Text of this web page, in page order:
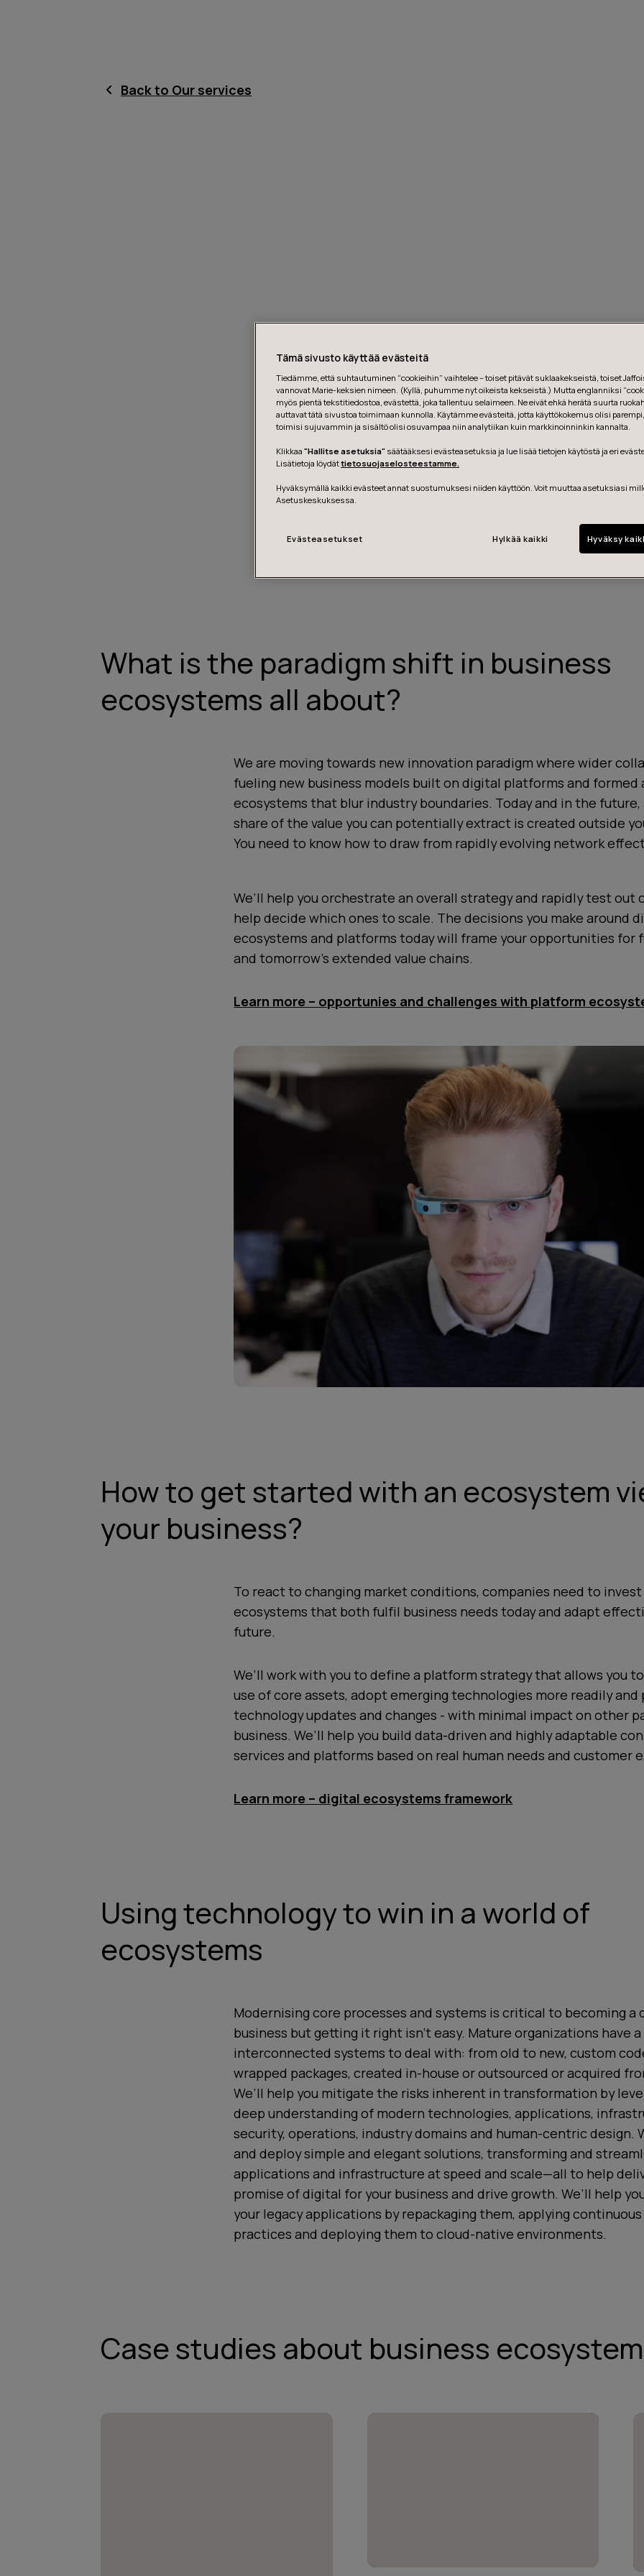
Back to Our services
What is the paradigm shift in business
ecosystems all about?
We are moving towards new innovation paradigm where wider
fueling new business models built on digital platforms and formed
ecosystems that blur industry boundaries. Today and in the
share of the value you can potentially extract is created outside
You need to know how to draw from rapidly evolving network
We’ll help you orchestrate an overall strategy and rapidly test out
help decide which ones to scale. The decisions you make around
ecosystems and platforms today will frame your opportunities for
and tomorrow’s extended value chains.
Learn more – opportunies and challenges with platform
How to get started with an ecosystem
your business?
To react to changing market conditions, companies need to
ecosystems that both fulfil business needs today and adapt
future.
We’ll work with you to define a platform strategy that allows you
use of core assets, adopt emerging technologies more readily and
technology updates and changes - with minimal impact on other
business. We’ll help you build data-driven and highly adaptable
services and platforms based on real human needs and customer
Learn more – digital ecosystems framework
Using technology to win in a world of
ecosystems
Modernising core processes and systems is critical to becoming a
business but getting it right isn’t easy. Mature organizations have
interconnected systems to deal with: from old to new, custom
wrapped packages, created in-house or outsourced or acquired
We’ll help you mitigate the risks inherent in transformation by
deep understanding of modern technologies, applications,
security, operations, industry domains and human-centric design.
and deploy simple and elegant solutions, transforming and
applications and infrastructure at speed and scale—all to help
promise of digital for your business and drive growth. We’ll help
your legacy applications by repackaging them, applying
practices and deploying them to cloud-native environments.
Case studies about business
Tämä sivusto käyttää evästeitä
Tiedämme, että suhtautuminen “cookieihin” vaihtelee – toiset pitävät suklaakekseistä, toiset
vannovat Marie-keksien nimeen. (Kyllä, puhumme nyt oikeista kekseistä.) Mutta englanniksi
myös pientä tekstitiedostoa, evästettä, joka tallentuu selaimeen. Ne eivät ehkä herätä suurta
auttavat tätä sivustoa toimimaan kunnolla. Käytämme evästeitä, jotta käyttökokemus olisi
toimisi sujuvammin ja sisältö olisi osuvampaa niin analytiikan kuin markkinoinninkin kannalta.
Klikkaa "Hallitse asetuksia" säätääksesi evästeasetuksia ja lue lisää tietojen käytöstä ja eri
Lisätietoja löydättietosuojaselosteestamme.
Hyväksymällä kaikki evästeet annat suostumuksesi niiden käyttöön. Voit muuttaa asetuksiasi
Asetuskeskuksessa.
Evästeasetukset Hylkää kaikki Hyväksy